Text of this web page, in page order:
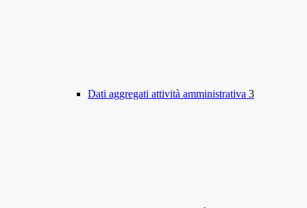
Dati aggregati attività amministrativa 3